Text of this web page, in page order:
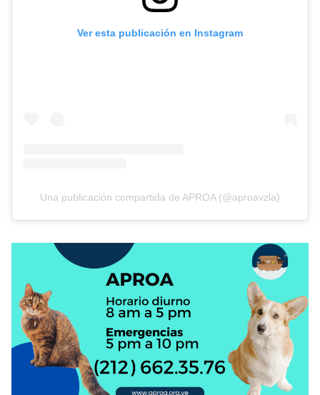
Ver esta publicación en Instagram
Una publicación compartida de APROA (@aproavzla)